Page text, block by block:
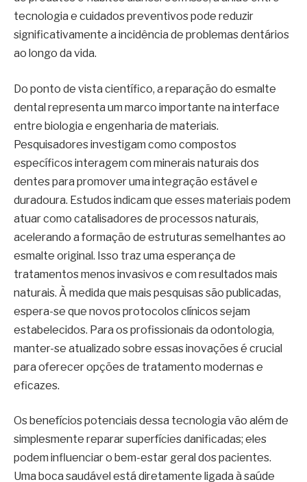
tecnologia e cuidados preventivos pode reduzir
significativamente a incidência de problemas dentários
ao longo da vida.
Do ponto de vista científico, a reparação do esmalte
dental representa um marco importante na interface
entre biologia e engenharia de materiais.
Pesquisadores investigam como compostos
específicos interagem com minerais naturais dos
dentes para promover uma integração estável e
duradoura. Estudos indicam que esses materiais podem
atuar como catalisadores de processos naturais,
acelerando a formação de estruturas semelhantes ao
esmalte original. Isso traz uma esperança de
tratamentos menos invasivos e com resultados mais
naturais. À medida que mais pesquisas são publicadas,
espera-se que novos protocolos clínicos sejam
estabelecidos. Para os profissionais da odontologia,
manter-se atualizado sobre essas inovações é crucial
para oferecer opções de tratamento modernas e
eficazes.
Os benefícios potenciais dessa tecnologia vão além de
simplesmente reparar superfícies danificadas; eles
podem influenciar o bem-estar geral dos pacientes.
Uma boca saudável está diretamente ligada à saúde